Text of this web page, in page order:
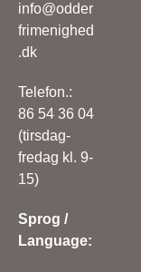
info@odder
frimenighed
.dk
Telefon.:
86 54 36 04
(tirsdag-
fredag kl. 9-
15)
Sprog /
Language: